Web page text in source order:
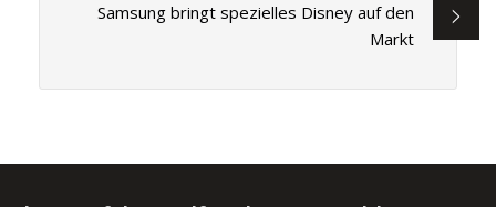
Samsung bringt spezielles Disney auf den
Markt